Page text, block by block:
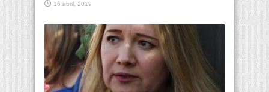
16 abril, 2019